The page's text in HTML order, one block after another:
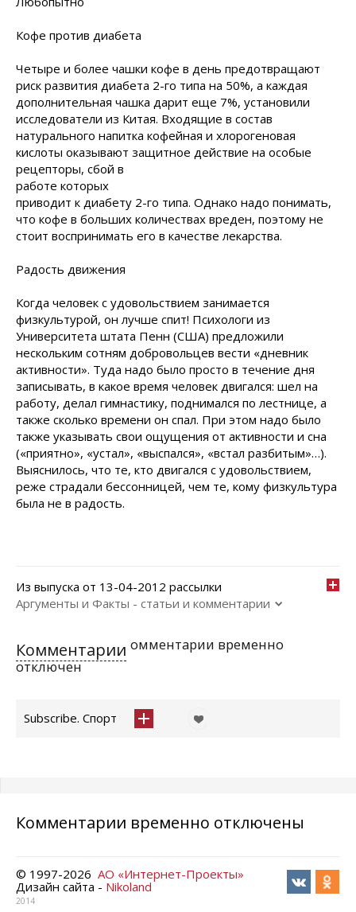
Кофе против диабета
Четыре и более чашки кофе в день предотвращают
риск развития диабета 2-го типа на 50%, а каждая
дополнительная чашка дарит еще 7%, установили
исследователи из Китая. Входящие в состав
натурального напитка кофейная и хлорогеновая
кислоты оказывают защитное действие на особые
рецепторы, сбой в
работе которых
приводит к диабету 2-го типа. Однако надо понимать,
что кофе в больших количествах вреден, поэтому не
стоит воспринимать его в качестве лекарства.
Радость движения
Когда человек с удовольствием занимается
физкультурой, он лучше спит! Психологи из
Университета штата Пенн (США) предложили
нескольким сотням добровольцев вести «дневник
активности». Туда надо было просто в течение дня
записывать, в какое время человек двигался: шел на
работу, делал гимнастику, поднимался по лестнице, а
также сколько времени он спал. При этом надо было
также указывать свои ощущения от активности и сна
(«приятно», «устал», «выспался», «встал разбитым»…).
Выяснилось, что те, кто двигался с удовольствием,
реже страдали бессонницей, чем те, кому физкультура
была не в радость.
Из выпуска от 13-04-2012 рассылки
Аргументы и Факты - статьи и комментарии
Комментарии омментарии временно
отключен
Subscribe. Спорт
Комментарии временно отключены
© 1997-2026 АО «Интернет-Проекты»
Дизайн сайта - Nikoland
2014